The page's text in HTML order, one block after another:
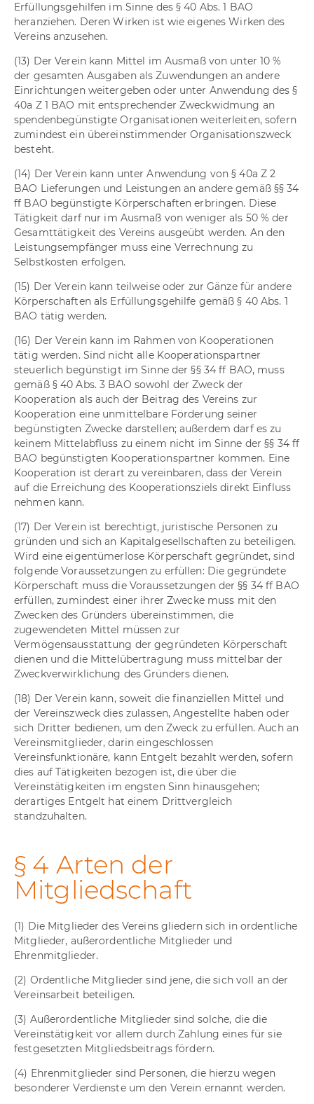
Erfüllungsgehilfen im Sinne des § 40 Abs. 1 BAO
heranziehen. Deren Wirken ist wie eigenes Wirken des
Vereins anzusehen.
(13) Der Verein kann Mittel im Ausmaß von unter 10 %
der gesamten Ausgaben als Zuwendungen an andere
Einrichtungen weitergeben oder unter Anwendung des §
40a Z 1 BAO mit entsprechender Zweckwidmung an
spendenbegünstigte Organisationen weiterleiten, sofern
zumindest ein übereinstimmender Organisationszweck
besteht.
(14) Der Verein kann unter Anwendung von § 40a Z 2
BAO Lieferungen und Leistungen an andere gemäß §§ 34
ff BAO begünstigte Körperschaften erbringen. Diese
Tätigkeit darf nur im Ausmaß von weniger als 50 % der
Gesamttätigkeit des Vereins ausgeübt werden. An den
Leistungsempfänger muss eine Verrechnung zu
Selbstkosten erfolgen.
(15) Der Verein kann teilweise oder zur Gänze für andere
Körperschaften als Erfüllungsgehilfe gemäß § 40 Abs. 1
BAO tätig werden.
(16) Der Verein kann im Rahmen von Kooperationen
tätig werden. Sind nicht alle Kooperationspartner
steuerlich begünstigt im Sinne der §§ 34 ff BAO, muss
gemäß § 40 Abs. 3 BAO sowohl der Zweck der
Kooperation als auch der Beitrag des Vereins zur
Kooperation eine unmittelbare Förderung seiner
begünstigten Zwecke darstellen; außerdem darf es zu
keinem Mittelabfluss zu einem nicht im Sinne der §§ 34 ff
BAO begünstigten Kooperationspartner kommen. Eine
Kooperation ist derart zu vereinbaren, dass der Verein
auf die Erreichung des Kooperationsziels direkt Einfluss
nehmen kann.
(17) Der Verein ist berechtigt, juristische Personen zu
gründen und sich an Kapitalgesellschaften zu beteiligen.
Wird eine eigentümerlose Körperschaft gegründet, sind
folgende Voraussetzungen zu erfüllen: Die gegründete
Körperschaft muss die Voraussetzungen der §§ 34 ff BAO
erfüllen, zumindest einer ihrer Zwecke muss mit den
Zwecken des Gründers übereinstimmen, die
zugewendeten Mittel müssen zur
Vermögensausstattung der gegründeten Körperschaft
dienen und die Mittelübertragung muss mittelbar der
Zweckverwirklichung des Gründers dienen.
(18) Der Verein kann, soweit die finanziellen Mittel und
der Vereinszweck dies zulassen, Angestellte haben oder
sich Dritter bedienen, um den Zweck zu erfüllen. Auch an
Vereinsmitglieder, darin eingeschlossen
Vereinsfunktionäre, kann Entgelt bezahlt werden, sofern
dies auf Tätigkeiten bezogen ist, die über die
Vereinstätigkeiten im engsten Sinn hinausgehen;
derartiges Entgelt hat einem Drittvergleich
standzuhalten.
§ 4 Arten der
Mitgliedschaft
(1) Die Mitglieder des Vereins gliedern sich in ordentliche
Mitglieder, außerordentliche Mitglieder und
Ehrenmitglieder.
(2) Ordentliche Mitglieder sind jene, die sich voll an der
Vereinsarbeit beteiligen.
(3) Außerordentliche Mitglieder sind solche, die die
Vereinstätigkeit vor allem durch Zahlung eines für sie
festgesetzten Mitgliedsbeitrags fördern.
(4) Ehrenmitglieder sind Personen, die hierzu wegen
besonderer Verdienste um den Verein ernannt werden.